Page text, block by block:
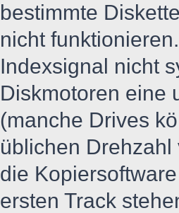
bestimmte
nicht
Indexsignal nicht
Diskmotoren eine
(manche Drives
üblichen
die
ersten Track